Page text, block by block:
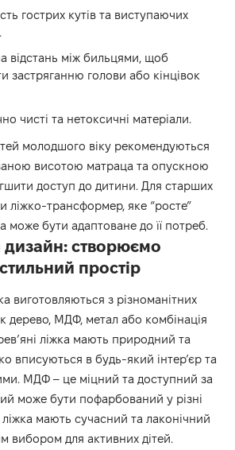
гострих кутів та виступаючих
відстань між бильцями, щоб
застряганню голови або кінцівок
чисті та нетоксичні матеріали.
молодшого віку рекомендуються
висотою матраца та опускною
доступ до дитини. Для старших
ліжко-трансформер, яке “росте”
може бути адаптоване до її потреб.
дизайн: створюємо
простір
виготовляються з різноманітних
дерево, МДФ, метал або комбінація
ліжка мають природний та
вписуються в будь-який інтер’єр та
МДФ – це міцний та доступний за
може бути пофарбований у різні
мають сучасний та лаконічний
вибором для активних дітей.